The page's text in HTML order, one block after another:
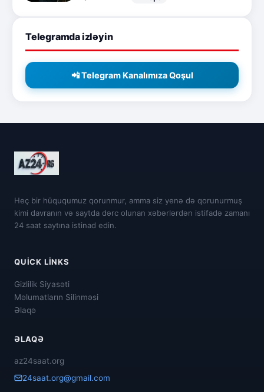
Telegramda izləyin
📲 Telegram Kanalımıza Qoşul
Heç bir hüququmuz qorunmur, amma siz yenə də qorunurmuş
kimi davranın və saytda dərc olunan xəbərlərdən istifadə zamanı
24 saat saytına istinad edin.
QUICK LINKS
Gizlilik Siyasəti
Məlumatların Silinməsi
Əlaqə
ƏLAQƏ
az24saat.org
24saat.org@gmail.com